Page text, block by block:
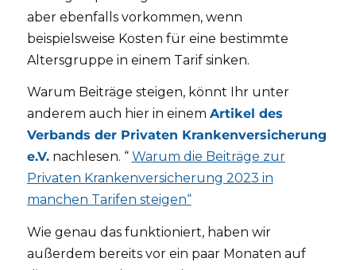
aber ebenfalls vorkommen, wenn
beispielsweise Kosten für eine bestimmte
Altersgruppe in einem Tarif sinken.
Warum Beiträge steigen, könnt Ihr unter
anderem auch hier in einem Artikel des
Verbands der Privaten Krankenversicherung
e.V.nachlesen. “ Warum die Beiträge zur
Privaten Krankenversicherung 2023 in
manchen Tarifen steigen“
Wie genau das funktioniert, haben wir
außerdem bereits vor ein paar Monaten auf